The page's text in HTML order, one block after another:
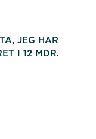
JEG HAR
I 12 MDR.